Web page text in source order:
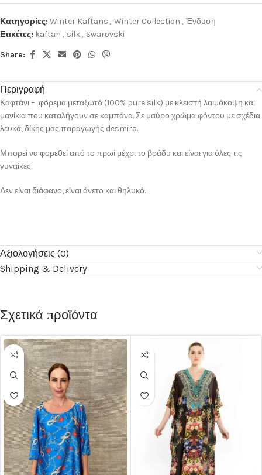
Κατηγορίες: Winter Kaftans , Winter Collection , Ένδυση
Ετικέτες: kaftan , silk, Swarovski
Share:
Περιγραφή
Καφτάνι – φόρεμα μεταξωτό (100% pure silk) με κλειστή λαιμόκοψη και
μανίκια που καταλήγουν σε καμπάνα. Σε μαύρο χρώμα φόντου με σχέδια
λευκά, δίκης μας παραγωγής desmira.
Μπορεί να φορεθεί από το πρωί μέχρι το βράδυ και είναι για όλες τις
γυναίκες.
Δεν είναι διάφανο, είναι άνετο και θηλυκό.
Αξιολογήσεις (0)
Shipping & Delivery
Σχετικά προϊόντα